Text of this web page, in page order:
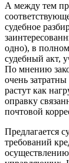
А между тем
судебное
одно), в полном
судебный акт,
По мнению
очень
растут как
оправку
почтовой
Предлагается
требований